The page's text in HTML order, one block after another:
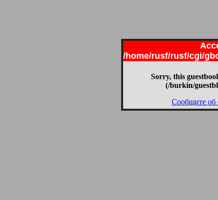
/home/rusf/rusf/cgi/
Sorry, this
(/burkin/
Сообщите об